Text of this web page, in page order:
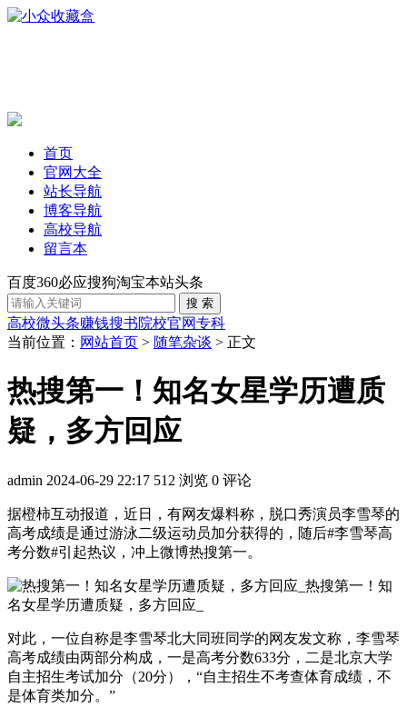
首页
官网大全
站长导航
博客导航
高校导航
留言本
百度360必应搜狗淘宝本站头条
高校微头条赚钱搜书院校官网专科
当前位置： 网站首页 > 随笔杂谈 > 正文
热搜第一！知名女星学历遭质
疑，多方回应
admin 2024-06-29 22:17 512 浏览 0 评论
据橙柿互动报道，近日，有网友爆料称，脱口秀演员李雪琴的
高考成绩是通过游泳二级运动员加分获得的，随后#李雪琴高
考分数#引起热议，冲上微博热搜第一。
对此，一位自称是李雪琴北大同班同学的网友发文称，李雪琴
高考成绩由两部分构成，一是高考分数633分，二是北京大学
自主招生考试加分（20分），“自主招生不考查体育成绩，不
是体育类加分。”